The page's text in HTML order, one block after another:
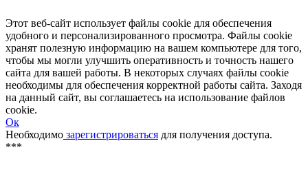
Этот веб-сайт использует файлы cookie для обеспечения
удобного и персонализированного просмотра. Файлы cookie
хранят полезную информацию на вашем компьютере для того,
чтобы мы могли улучшить оперативность и точность нашего
сайта для вашей работы. В некоторых случаях файлы cookie
необходимы для обеспечения корректной работы сайта. Заходя
на данный сайт, вы соглашаетесь на использование файлов
cookie.
Ок
Необходимо зарегистрироваться для получения доступа.
***